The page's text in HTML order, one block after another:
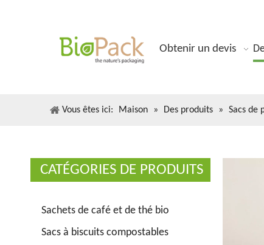
Obtenir un devis
Vous êtes ici: Maison » Des produits » Sacs de
CATÉGORIES DE PRODUITS
Sachets de café et de thé bio
Sacs à biscuits compostables